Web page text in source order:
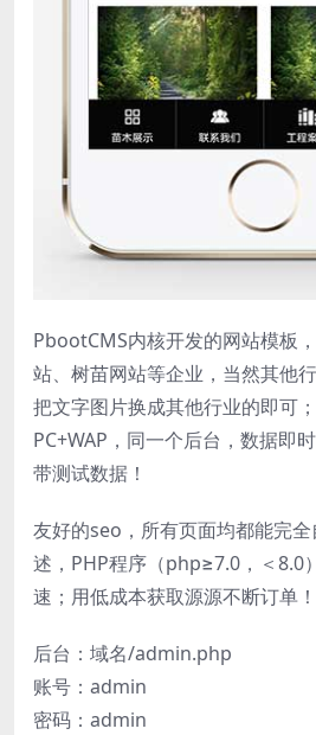
PbootCMS内核开发的网站模板
站、树苗网站等企业，当然其他
把文字图片换成其他行业的即可；
PC+WAP，同一个后台，数据即
带测试数据！
友好的seo，所有页面均都能完
述，PHP程序（php≥7.0，＜8.0
速；用低成本获取源源不断订单！
后台：域名/admin.php
账号：admin
密码：admin